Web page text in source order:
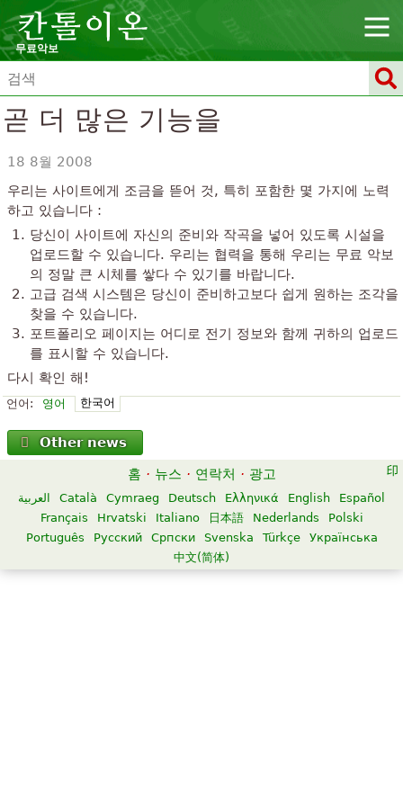
무료악보
곧 더 많은 기능을
18 8월 2008
우리는 사이트에게 조금을 뜯어 것, 특히 포함한 몇 가지에 노력
하고 있습니다 :
당신이 사이트에 자신의 준비와 작곡을 넣어 있도록 시설을
업로드할 수 있습니다. 우리는 협력을 통해 우리는 무료 악보
의 정말 큰 시체를 쌓다 수 있기를 바랍니다.
고급 검색 시스템은 당신이 준비하고보다 쉽게 원하는 조각을
찾을 수 있습니다.
포트폴리오 페이지는 어디로 전기 정보와 함께 귀하의 업로드
를 표시할 수 있습니다.
다시 확인 해!
언어: 영어 한국어
Other news
홈 · 뉴스 · 연락처 · 광고
العربية Català Cymraeg Deutsch Ελληνικά English
Español
Français
Hrvatski Italiano 日本語 Nederlands
Polski
Português
Русский Српски Svenska Türkçe
Українська
中文(简体)